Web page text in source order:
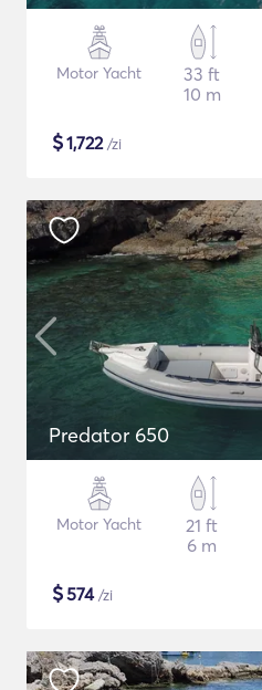
Motor Yacht
33 ft
10 m
$1,722/zi
Predator 650
Motor Yacht
21 ft
6 m
$574/zi